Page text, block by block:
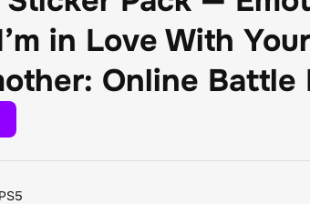
in Love With
Online Battle